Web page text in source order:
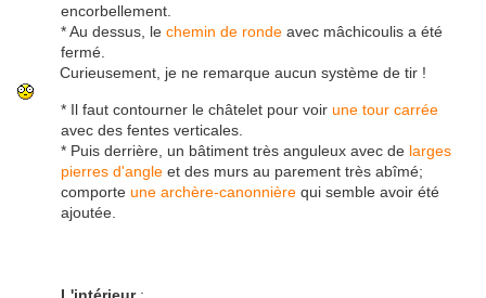
encorbellement.
* Au dessus, le chemin de ronde avec mâchicoulis a été
fermé.
Curieusement, je ne remarque aucun système de tir !
* Il faut contourner le châtelet pour voir une tour carrée
avec des fentes verticales.
* Puis derrière, un bâtiment très anguleux avec de larges
pierres d'angle et des murs au parement très abîmé;
comporte une archère-canonnière qui semble avoir été
ajoutée.